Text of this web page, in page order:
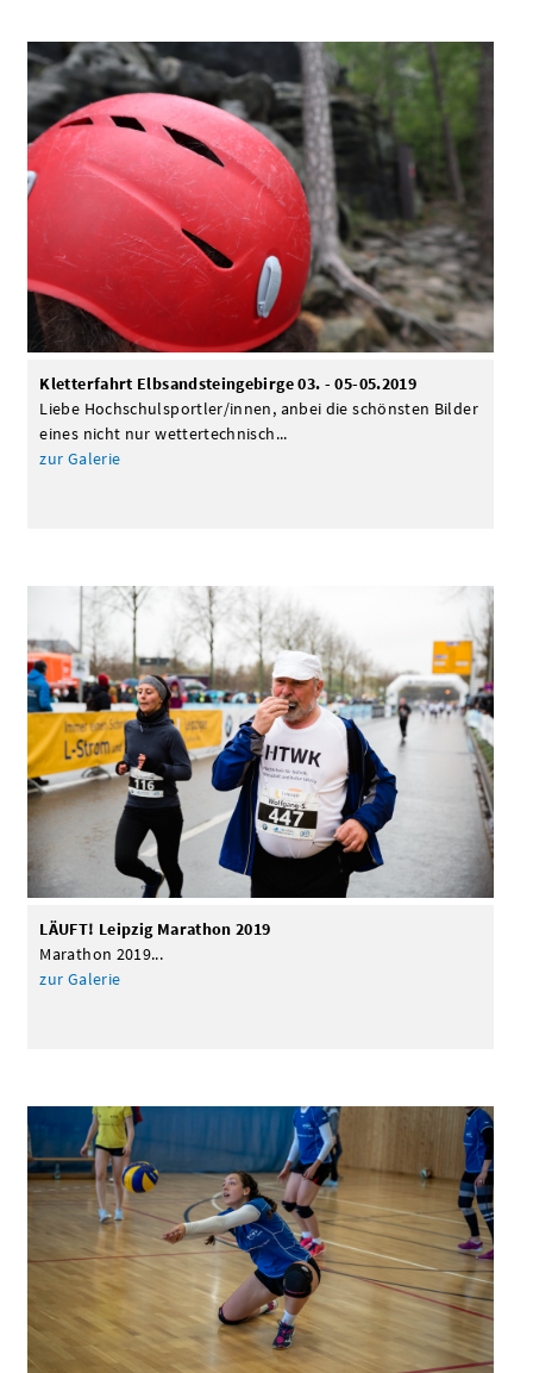
Kletterfahrt Elbsandsteingebirge 03. - 05-05.2019
Liebe Hochschulsportler/innen, anbei die schönsten Bilder
eines nicht nur wettertechnisch...
zur Galerie
LÄUFT! Leipzig Marathon 2019
Marathon 2019...
zur Galerie